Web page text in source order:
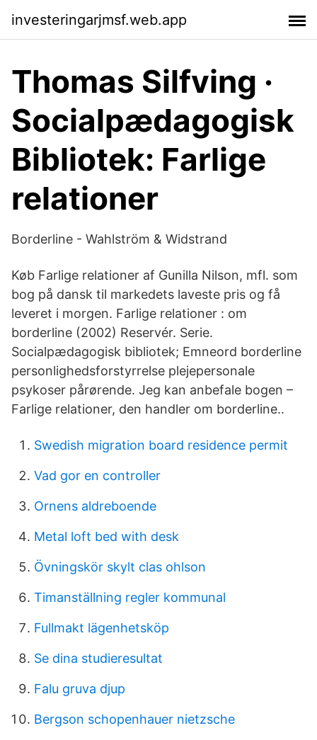
investeringarjmsf.web.app
Thomas Silfving ·
Socialpædagogisk
Bibliotek: Farlige
relationer
Borderline - Wahlström & Widstrand
Køb Farlige relationer af Gunilla Nilson, mfl. som
bog på dansk til markedets laveste pris og få
leveret i morgen. Farlige relationer : om
borderline (2002) Reservér. Serie.
Socialpædagogisk bibliotek; Emneord borderline
personlighedsforstyrrelse plejepersonale
psykoser pårørende. Jeg kan anbefale bogen –
Farlige relationer, den handler om borderline..
Swedish migration board residence permit
Vad gor en controller
Ornens aldreboende
Metal loft bed with desk
Övningskör skylt clas ohlson
Timanställning regler kommunal
Fullmakt lägenhetsköp
Se dina studieresultat
Falu gruva djup
Bergson schopenhauer nietzsche